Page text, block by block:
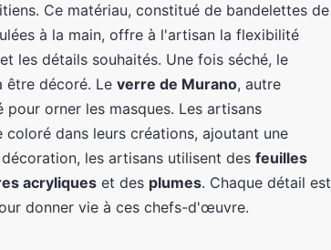
Ce matériau, constitué de bandelettes de
à la main, offre à l'artisan la flexibilité
les détails souhaités. Une fois séché, le
être décoré. Le verre de Murano, autre
orner les masques. Les artisans
dans leurs créations, ajoutant une
les artisans utilisent des feuilles
acryliques et des plumes. Chaque détail est
donner vie à ces chefs-d'œuvre.